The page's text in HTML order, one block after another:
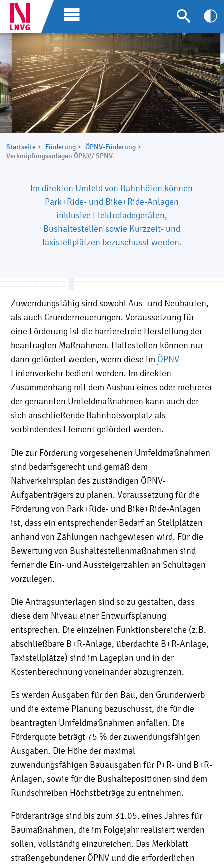
Startseite > Förderung > ÖPNV-Förderung >
Verknüpfungsanlagen ÖPNV/ SPNV
Im direkten Umfeld von Bahnhöfen können
Park+Ride- und Bike+Ride-Anlagen
inklusive Elektroladegeräten,
Bushaltestellen sowie Kurzzeit- und
Taxistellplätzen bezuschusst werden.
Zuwendungsfähig sind sowohl Aus- und Neubauten,
als auch Grunderneuerungen. Voraussetzung für
eine Förderung ist die barrierefreie Herstellung der
beantragten Maßnahmen. Haltestellen können nur
dann gefördert werden, wenn diese im ÖPNV-
Linienverkehr bedient werden. Im direkten
Zusammenhang mit dem Ausbau eines oder mehrerer
der genannten Umfeldmaßnahmen kann auch der
sich anschließende Bahnhofsvorplatz als
verbindendes Element gefördert werden.
Die zur Förderung vorgesehenen Umfeldmaßnahmen
sind bedarfsgerecht und gemäß dem
Nahverkehrsplan des zuständigen ÖPNV-
Aufgabenträgers zu planen. Voraussetzung für die
Förderung von Park+Ride- und Bike+Ride-Anlagen
ist, dass ein entsprechender Bedarf an Stellplätzen
anhand von Zählungen nachgewiesen wird. Für die
Bewertung von Bushaltestellenmaßnahmen sind
ferner die Ein- und Aussteigerzahlen an Schultagen
vorzulegen.
Die Antragsunterlagen sind so zu gestalten, dass
diese dem Niveau einer Entwurfsplanung
entsprechen. Die einzelnen Funktionsbereiche (z.B.
abschließbare B+R-Anlage, überdachte B+R-Anlage,
Taxistellplätze) sind im Lageplan und in der
Kostenberechnung voneinander abzugrenzen.
Es werden Ausgaben für den Bau, den Grunderwerb
und die externe Planung bezuschusst, die für die
beantragten Umfeldmaßnahmen anfallen. Die
Förderquote beträgt 75 % der zuwendungsfähigen
Ausgaben. Die Höhe der maximal
zuwendungsfähigen Bauausgaben für P+R- und B+R-
Anlagen, sowie für die Bushaltepositionen sind dem
Rundschreiben Höchstbeträge zu entnehmen.
Förderanträge sind bis zum 31.05. eines Jahres für
Baumaßnahmen, die im Folgejahr realisiert werden
sollen, vollständig einzureichen. Das Merkblatt
straßengebundener ÖPNV und die erforderlichen